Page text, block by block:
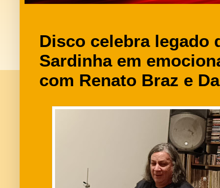
Disco celebra legado
Sardinha em
com Renato Braz e